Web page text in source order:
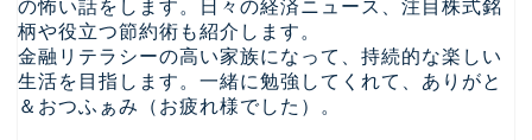
の怖い話をします。日々の経済ニュース、注目株式銘
柄や役立つ節約術も紹介します。
金融リテラシーの高い家族になって、持続的な楽しい
生活を目指します。一緒に勉強してくれて、ありがと
＆おつふぁみ（お疲れ様でした）。